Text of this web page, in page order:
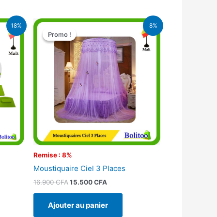
18% 8%
Promo !
Remise : 8%
Promo !
Moustiquaire Ciel 3 Places
16.900CFA
Le
initial
était :
16.900 CFA.
15.500CFA
Le
actuel
est :
15.500 CFA.
Ajouter au panier